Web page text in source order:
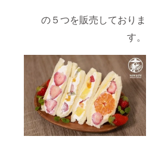
の５つを販売しておりま
す。